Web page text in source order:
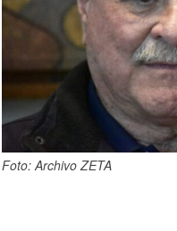
Foto: Archivo ZETA